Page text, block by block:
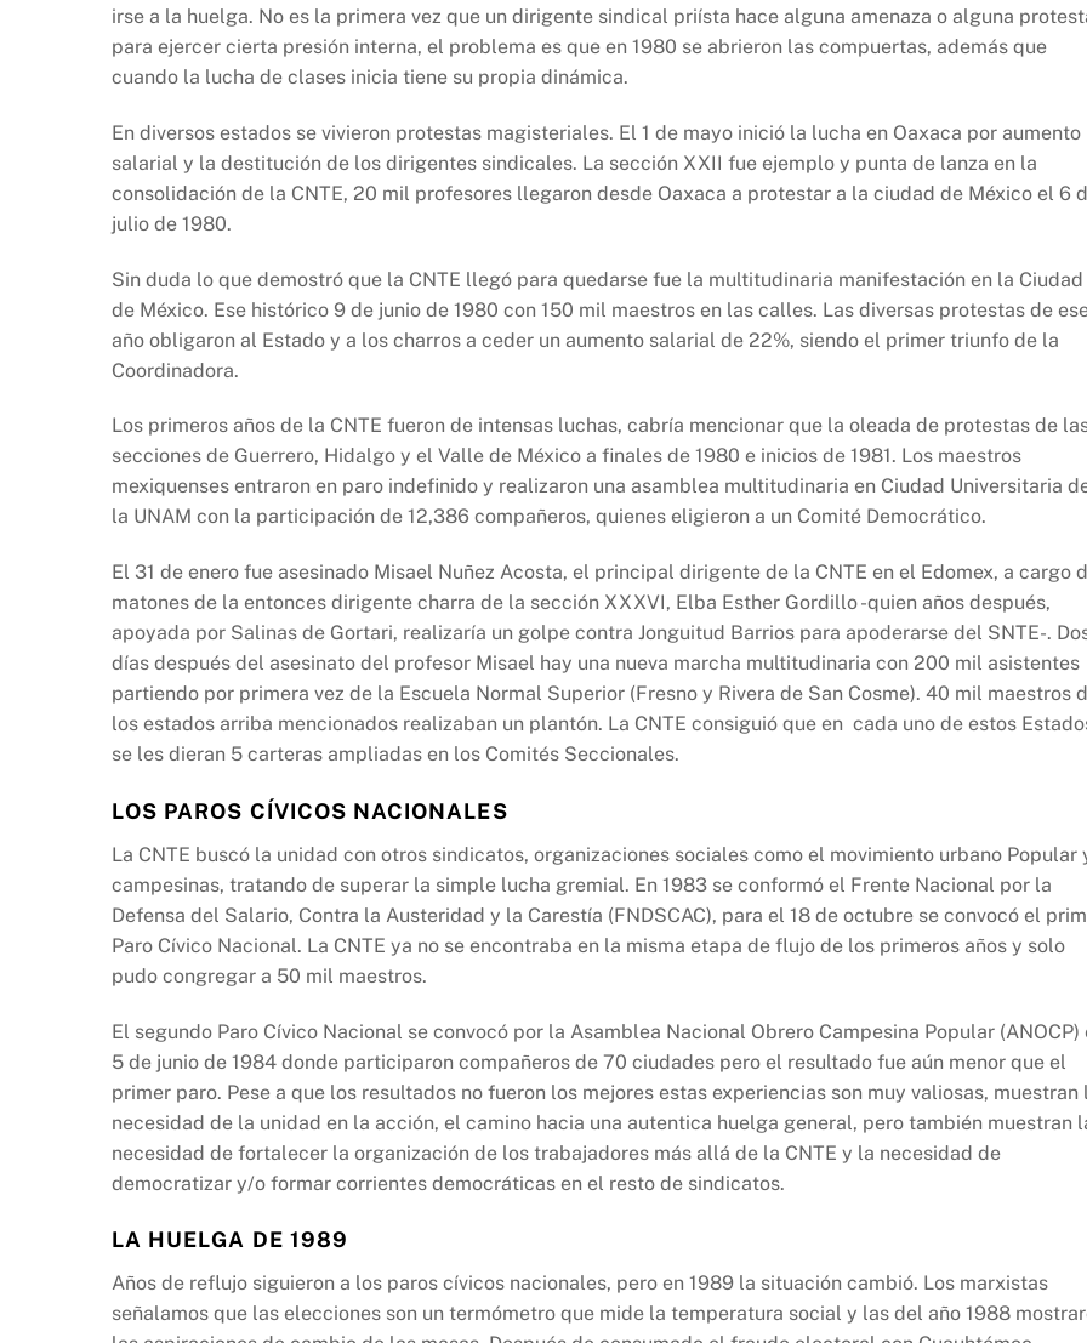
irse a la huelga. No es la primera vez que un dirigente sindical priísta hace alguna amenaza o alguna
para ejercer cierta presión interna, el problema es que en 1980 se abrieron las compuertas, además que
cuando la lucha de clases inicia tiene su propia dinámica.
En diversos estados se vivieron protestas magisteriales. El 1 de mayo inició la lucha en Oaxaca por aumento
salarial y la destitución de los dirigentes sindicales. La sección XXII fue ejemplo y punta de lanza en la
consolidación de la CNTE, 20 mil profesores llegaron desde Oaxaca a protestar a la ciudad de México el 6
julio de 1980.
Sin duda lo que demostró que la CNTE llegó para quedarse fue la multitudinaria manifestación en la Ciudad
de México. Ese histórico 9 de junio de 1980 con 150 mil maestros en las calles. Las diversas protestas de
año obligaron al Estado y a los charros a ceder un aumento salarial de 22%, siendo el primer triunfo de la
Coordinadora.
Los primeros años de la CNTE fueron de intensas luchas, cabría mencionar que la oleada de protestas de
secciones de Guerrero, Hidalgo y el Valle de México a finales de 1980 e inicios de 1981. Los maestros
mexiquenses entraron en paro indefinido y realizaron una asamblea multitudinaria en Ciudad Universitaria
la UNAM con la participación de 12,386 compañeros, quienes eligieron a un Comité Democrático.
El 31 de enero fue asesinado Misael Nuñez Acosta, el principal dirigente de la CNTE en el Edomex, a cargo
matones de la entonces dirigente charra de la sección XXXVI, Elba Esther Gordillo -quien años después,
apoyada por Salinas de Gortari, realizaría un golpe contra Jonguitud Barrios para apoderarse del SNTE-.
días después del asesinato del profesor Misael hay una nueva marcha multitudinaria con 200 mil asistentes
partiendo por primera vez de la Escuela Normal Superior (Fresno y Rivera de San Cosme). 40 mil maestros
los estados arriba mencionados realizaban un plantón. La CNTE consiguió que en cada uno de estos
se les dieran 5 carteras ampliadas en los Comités Seccionales.
LOS PAROS CÍVICOS NACIONALES
La CNTE buscó la unidad con otros sindicatos, organizaciones sociales como el movimiento urbano Popular
campesinas, tratando de superar la simple lucha gremial. En 1983 se conformó el Frente Nacional por la
Defensa del Salario, Contra la Austeridad y la Carestía (FNDSCAC), para el 18 de octubre se convocó el
Paro Cívico Nacional. La CNTE ya no se encontraba en la misma etapa de flujo de los primeros años y solo
pudo congregar a 50 mil maestros.
El segundo Paro Cívico Nacional se convocó por la Asamblea Nacional Obrero Campesina Popular (ANOCP)
5 de junio de 1984 donde participaron compañeros de 70 ciudades pero el resultado fue aún menor que el
primer paro. Pese a que los resultados no fueron los mejores estas experiencias son muy valiosas, muestran
necesidad de la unidad en la acción, el camino hacia una autentica huelga general, pero también muestran
necesidad de fortalecer la organización de los trabajadores más allá de la CNTE y la necesidad de
democratizar y/o formar corrientes democráticas en el resto de sindicatos.
LA HUELGA DE 1989
Años de reflujo siguieron a los paros cívicos nacionales, pero en 1989 la situación cambió. Los marxistas
señalamos que las elecciones son un termómetro que mide la temperatura social y las del año 1988